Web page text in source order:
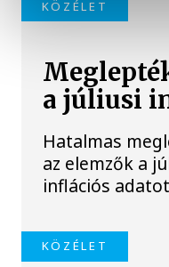
KÖZÉLET
a júliusi
Hatalmas
az elemzők a
inflációs
KÖZÉLET